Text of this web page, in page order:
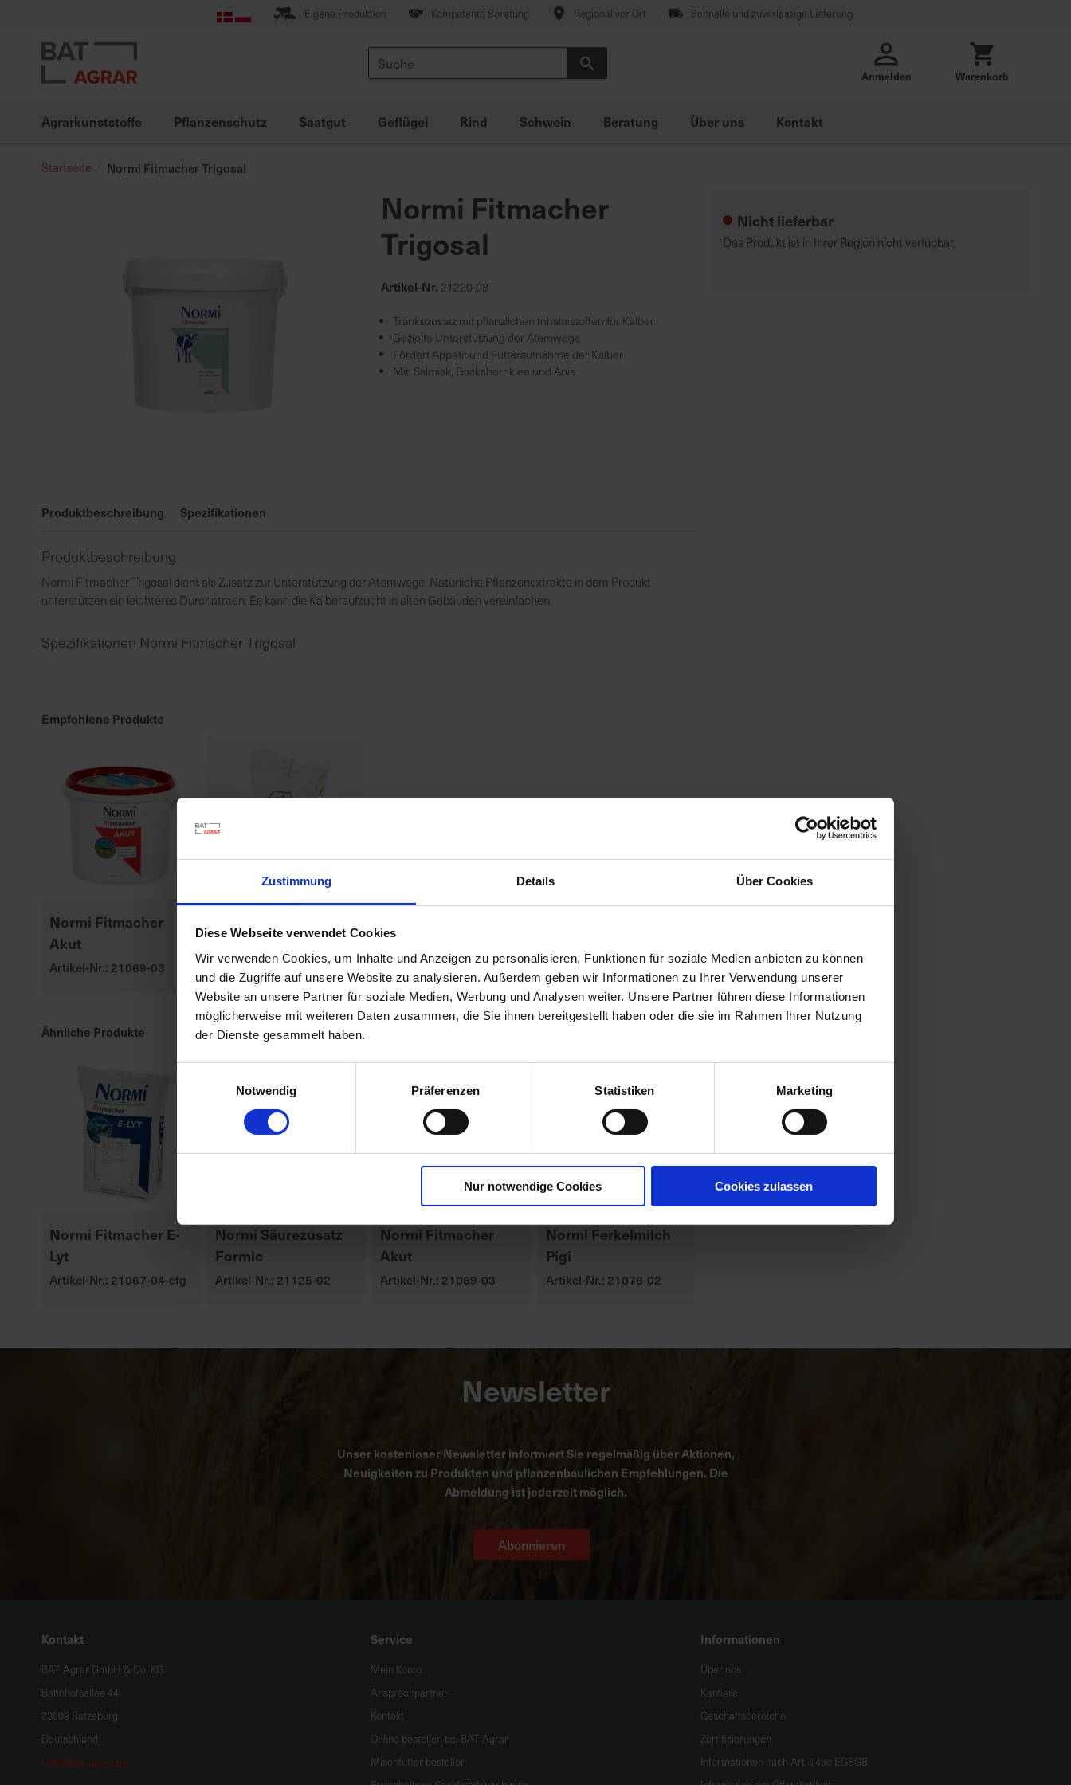
Zustimmung Details Über Cookies
Diese Webseite verwendet Cookies
Wir verwenden Cookies, um Inhalte und Anzeigen zu personalisieren, Funktionen für soziale Medien anbieten zu können
und die Zugriffe auf unsere Website zu analysieren. Außerdem geben wir Informationen zu Ihrer Verwendung unserer
Website an unsere Partner für soziale Medien, Werbung und Analysen weiter. Unsere Partner führen diese Informationen
möglicherweise mit weiteren Daten zusammen, die Sie ihnen bereitgestellt haben oder die sie im Rahmen Ihrer Nutzung
der Dienste gesammelt haben.
Notwendig
Präferenzen Statistiken Marketing
Nur notwendige Cookies Cookies zulassen
springen
Eigene Produktion Kompetente Beratung Regional vor Ort Schnelle und zuverlässige Lieferung
Suche
Anmelden Warenkorb
Agrarkunststoffe Pflanzenschutz Saatgut Geflügel Rind Schwein Beratung Über uns Kontakt
Startseite Normi Fitmacher Trigosal
der
springen
Normi Fitmacher
Trigosal
Artikel-Nr. 21220-03
Tränkezusatz mit pflanzlichen Inhaltsstoffen für Kälber
Gezielte Unterstützung der Atemwege
Fördert Appetit und Futteraufnahme der Kälber
Mit: Salmiak, Bockshornklee und Anis
Produktbeschreibung Spezifikationen
Produktbeschreibung
Normi Fitmacher Trigosal dient als Zusatz zur Unterstützung der Atemwege. Natürliche Pflanzenextrakte in dem Produkt
unterstützen ein leichteres Durchatmen. Es kann die Kälberaufzucht in alten Gebäuden vereinfachen
Spezifikationen Normi Fitmacher Trigosal
Empfohlene Produkte
Normi Fitmacher
Akut
Artikel-Nr.: 21069-03
cfg
Ähnliche Produkte
Normi Fitmacher E-
Lyt
Artikel-Nr.: 21067-04-cfg
Normi Säurezusatz
Formic
Artikel-Nr.: 21125-02
Normi Fitmacher
Akut
Artikel-Nr.: 21069-03
Normi Ferkelmilch
Pigi
Artikel-Nr.: 21078-02
Nicht lieferbar
Das Produkt ist in Ihrer Region nicht verfügbar.
Newsletter
Unser kostenloser Newsletter informiert Sie regelmäßig über Aktionen,
Neuigkeiten zu Produkten und pflanzenbaulichen Empfehlungen. Die
Abmeldung ist jederzeit möglich.
Abonnieren
Kontakt
BAT Agrar GmbH & Co. KG
Bahnhofsallee 44
23909 Ratzeburg
Deutschland
info@bat-agrar.de
Service
Mein Konto
Ansprechpartner
Kontakt
Online bestellen bei BAT Agrar
Mischfutter bestellen
Informationen
Über uns
Karriere
Geschäftsbereiche
Zertifizierungen
Informationen nach Art. 246c EGBGB